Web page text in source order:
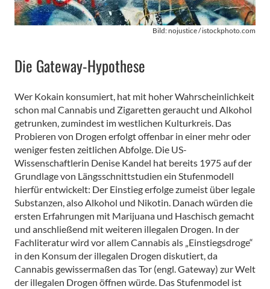
Bild: nojustice / istockphoto.com
Die Gateway-Hypothese
Wer Kokain konsumiert, hat mit hoher Wahrscheinlichkeit
schon mal Cannabis und Zigaretten geraucht und Alkohol
getrunken, zumindest im westlichen Kulturkreis. Das
Probieren von Drogen erfolgt offenbar in einer mehr oder
weniger festen zeitlichen Abfolge. Die US-
Wissenschaftlerin Denise Kandel hat bereits 1975 auf der
Grundlage von Längsschnittstudien ein Stufenmodell
hierfür entwickelt: Der Einstieg erfolge zumeist über legale
Substanzen, also Alkohol und Nikotin. Danach würden die
ersten Erfahrungen mit Marijuana und Haschisch gemacht
und anschließend mit weiteren illegalen Drogen. In der
Fachliteratur wird vor allem Cannabis als „Einstiegsdroge“
in den Konsum der illegalen Drogen diskutiert, da
Cannabis gewissermaßen das Tor (engl. Gateway) zur Welt
der illegalen Drogen öffnen würde. Das Stufenmodel ist